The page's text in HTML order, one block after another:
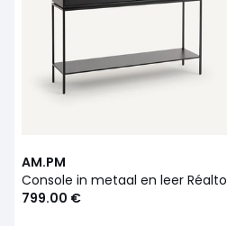
AM.PM
Console in metaal en leer Réalto
799.00 €